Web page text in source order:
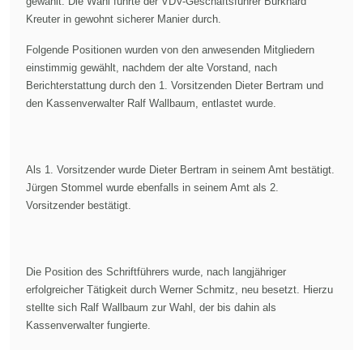
Kreuter in gewohnt sicherer Manier durch.
Folgende Positionen wurden von den anwesenden Mitgliedern
einstimmig gewählt, nachdem der alte Vorstand, nach
Berichterstattung durch den 1. Vorsitzenden Dieter Bertram und
den Kassenverwalter Ralf Wallbaum, entlastet wurde.
Als 1. Vorsitzender wurde Dieter Bertram in seinem Amt bestätigt.
Jürgen Stommel wurde ebenfalls in seinem Amt als 2.
Vorsitzender bestätigt.
Die Position des Schriftführers wurde, nach langjähriger
erfolgreicher Tätigkeit durch Werner Schmitz, neu besetzt. Hierzu
stellte sich Ralf Wallbaum zur Wahl, der bis dahin als
Kassenverwalter fungierte.